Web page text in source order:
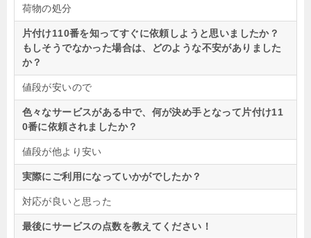
荷物の処分
片付け110番を知ってすぐに依頼しようと思いましたか？
もしそうでなかった場合は、どのような不安がありました
か？
値段が安いので
色々なサービスがある中で、何が決め手となって片付け11
0番に依頼されましたか？
値段が他より安い
実際にご利用になっていかがでしたか？
対応が良いと思った
最後にサービスの点数を教えてください！